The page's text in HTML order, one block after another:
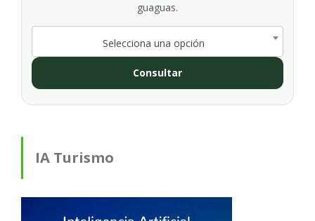
guaguas.
Selecciona una opción
Consultar
IA Turismo